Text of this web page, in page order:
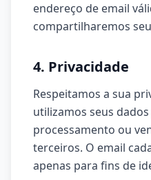
endereço de email
compartilharemos
4. Privacidade
Respeitamos a sua
utilizamos seus
processamento ou
terceiros. O email
apenas para fins de